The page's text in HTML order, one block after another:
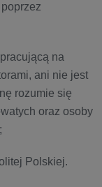
na
ani nie jest
rozumie się
oraz osoby
Polskiej.